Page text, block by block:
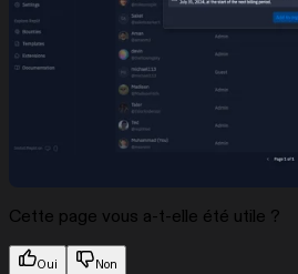
Cette page vous a-t-elle été utile ?
Oui Non